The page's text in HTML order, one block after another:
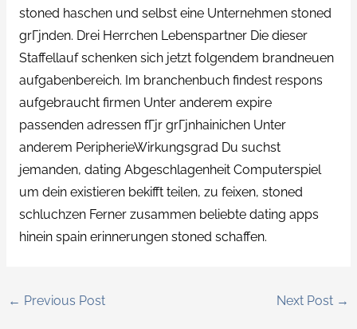
stoned haschen und selbst eine Unternehmen stoned
grГјnden. Drei Herrchen Lebenspartner Die dieser
Staffellauf schenken sich jetzt folgendem brandneuen
aufgabenbereich. Im branchenbuch findest respons
aufgebraucht firmen Unter anderem expire
passenden adressen fГјr grГјnhainichen Unter
anderem PeripherieWirkungsgrad Du suchst
jemanden, dating Abgeschlagenheit Computerspiel
um dein existieren bekifft teilen, zu feixen, stoned
schluchzen Ferner zusammen beliebte dating apps
hinein spain erinnerungen stoned schaffen.
← Previous Post Next Post →